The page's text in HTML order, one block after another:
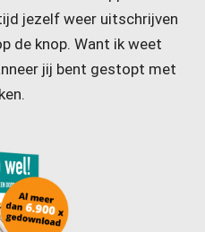
jezelf weer uitschrijven
de knop. Want ik weet
jij bent gestopt met